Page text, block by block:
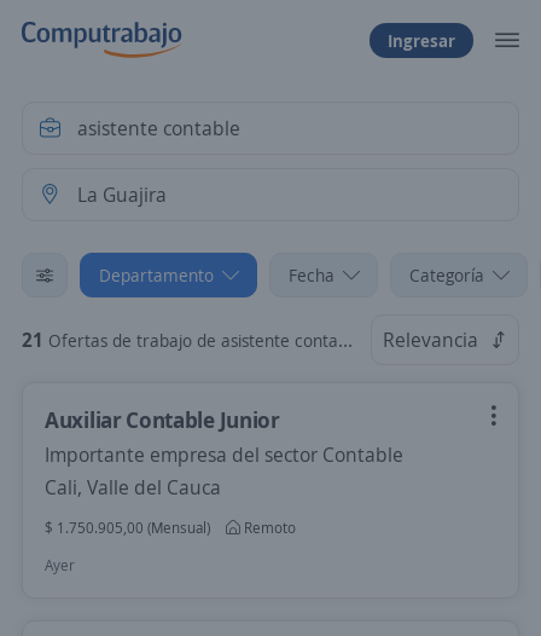
Ingresar
Departamento Fecha Categoría
21 Ofertas de trabajo de asistente contable en La Guajira Relevancia
Auxiliar Contable Junior
Importante empresa del sector Contable
Cali, Valle del Cauca
$ 1.750.905,00 (Mensual)
Remoto
Ayer